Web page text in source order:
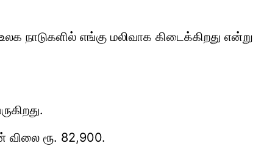
நாடுகளில் எங்கு மலிவாக கிடைக்கிறது என்று
விலை ரூ. 82,900.